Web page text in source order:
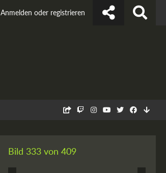
Anmelden oder registrieren
Bild 333 von 409